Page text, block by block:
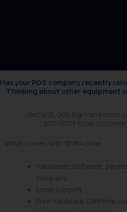
Has your POS company recently
Thinking about other equipment
Get a $5,000 sign-on bonus
200,000+ local
What comes with Shift4 Dine:
Hardware, software,
company
Local support
Free hardware & lifetime